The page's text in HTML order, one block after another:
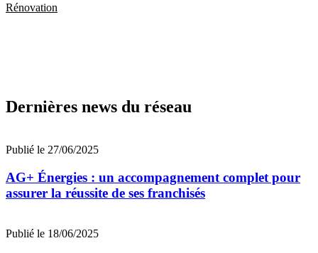
Rénovation
Dernières news du réseau
Publié le 27/06/2025
AG+ Énergies : un accompagnement complet pour
assurer la réussite de ses franchisés
Publié le 18/06/2025